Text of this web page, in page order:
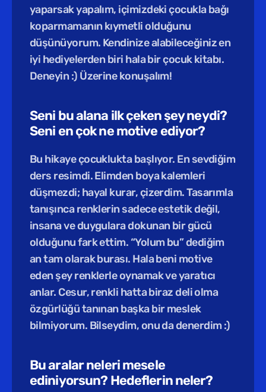
yaparsak yapalım, içimizdeki çocukla bağı
koparmamanın kıymetli olduğunu
düşünüyorum. Kendinize alabileceğiniz en
iyi hediyelerden biri hala bir çocuk kitabı.
Deneyin :) Üzerine konuşalım!
Seni bu alana ilk çeken şey neydi?
Seni en çok ne motive ediyor?
Bu hikaye çocuklukta başlıyor. En sevdiğim
ders resimdi. Elimden boya kalemleri
düşmezdi; hayal kurar, çizerdim. Tasarımla
tanışınca renklerin sadece estetik değil,
insana ve duygulara dokunan bir gücü
olduğunu fark ettim. “Yolum bu” dediğim
an tam olarak burası. Hala beni motive
eden şey renklerle oynamak ve yaratıcı
anlar. Cesur, renkli hatta biraz deli olma
özgürlüğü tanınan başka bir meslek
bilmiyorum. Bilseydim, onu da denerdim :)
Bu aralar neleri mesele
ediniyorsun? Hedeflerin neler?